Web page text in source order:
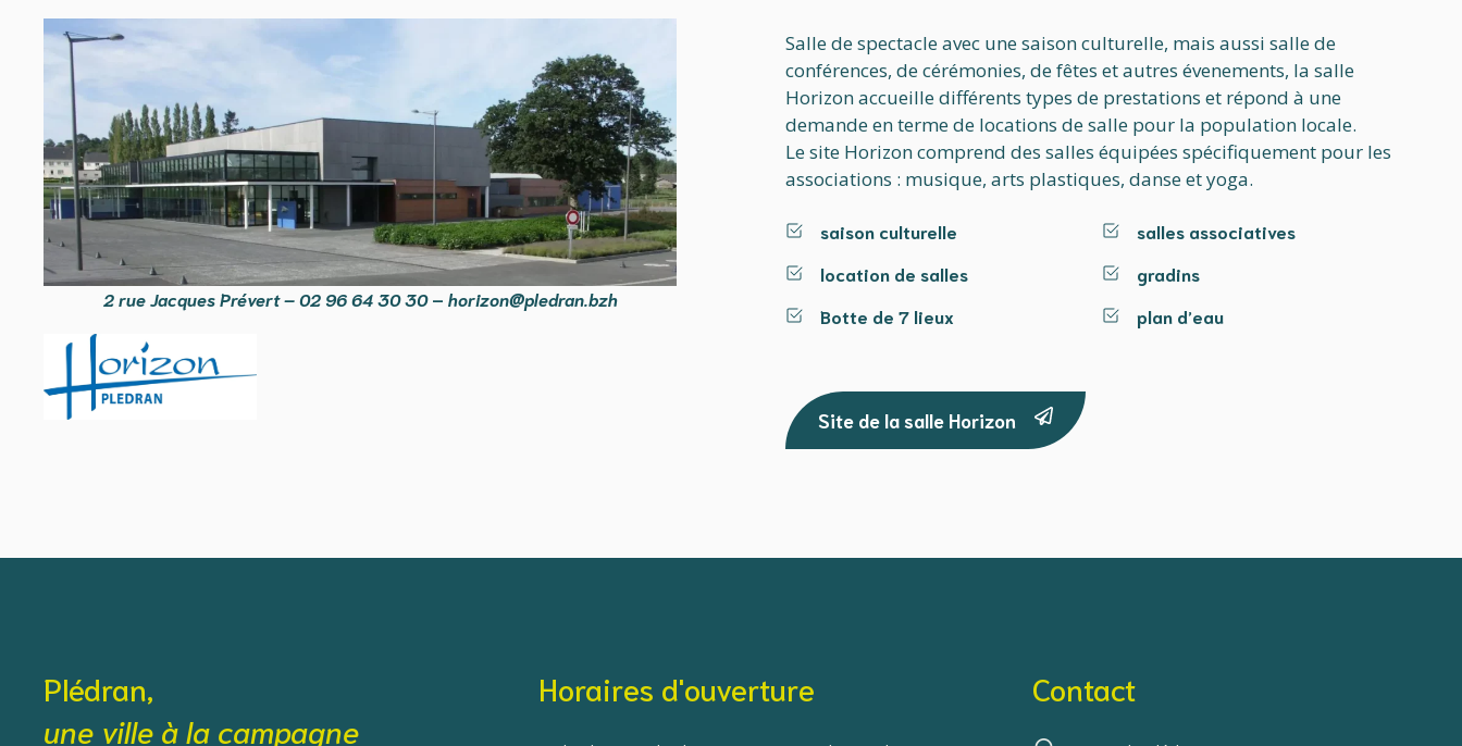
2 rue Jacques Prévert – 02 96 64 30 30– horizon@pledran.bzh
Salle de spectacle avec une saison culturelle, mais aussi salle de
conférences, de cérémonies, de fêtes et autres évenements, la salle
Horizon accueille différents types de prestations et répond à une
demande en terme de locations de salle pour la population locale.
Le site Horizon comprend des salles équipées spécifiquement pour les
associations : musique, arts plastiques, danse et yoga.
saison culturelle
location de salles
Botte de 7 lieux
salles associatives
gradins
plan d’eau
Site de la salle Horizon
Plédran,
une ville à la campagne
Horaires d'ouverture Contact